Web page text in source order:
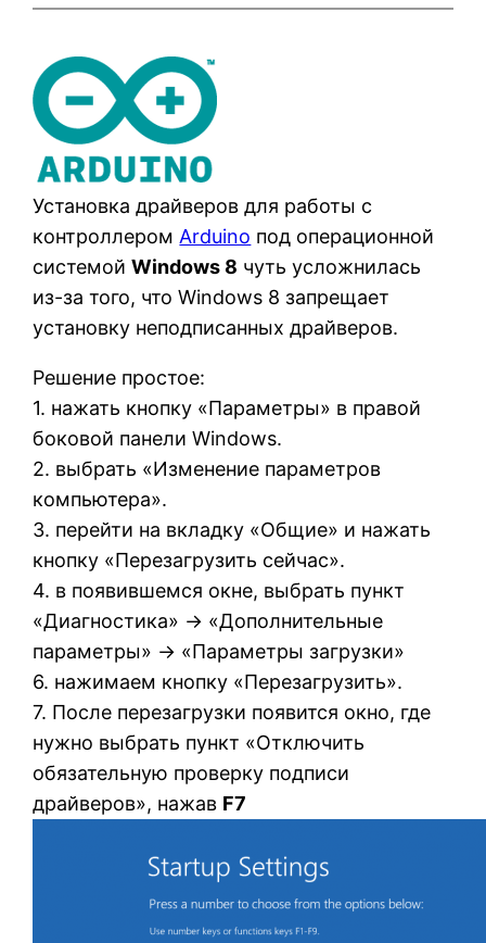
Установка драйверов для работы с
контроллеромArduino под операционной
системойWindows 8 чуть усложнилась
из-за того, что Windows 8 запрещает
установку неподписанных драйверов.
Решение простое:
1. нажать кнопку «Параметры» в правой
боковой панели Windows.
2. выбрать «Изменение параметров
компьютера».
3. перейти на вкладку «Общие» и нажать
кнопку «Перезагрузить сейчас».
4. в появившемся окне, выбрать пункт
«Диагностика» -> «Дополнительные
параметры» -> «Параметры загрузки»
6. нажимаем кнопку «Перезагрузить».
7. После перезагрузки появится окно, где
нужно выбрать пункт «Отключить
обязательную проверку подписи
драйверов», нажав F7